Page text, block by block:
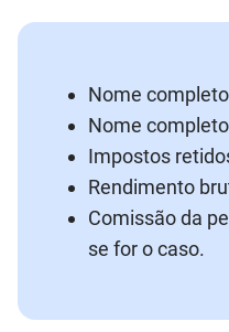
Nome
Nome
Impostos
Rendimento
Comissão da
se for o caso.